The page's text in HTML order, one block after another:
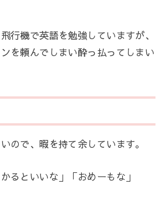
行機で英語を勉強していますが、
を頼んでしまい酔っ払ってしまい
ので、暇を持て余しています。
るといいな」「おめーもな」